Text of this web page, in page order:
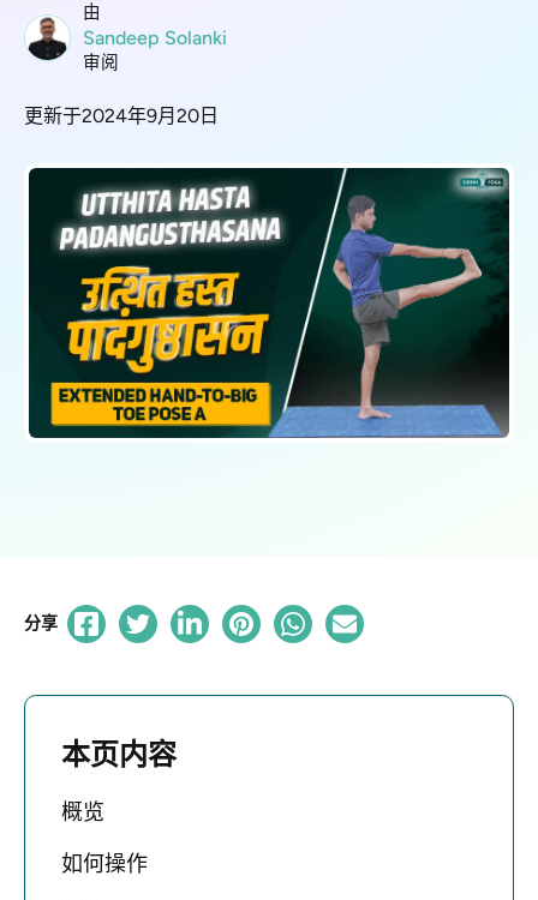
由
Sandeep Solanki
审阅
更新于2024年9月20日
分享
本页内容
概览
如何操作